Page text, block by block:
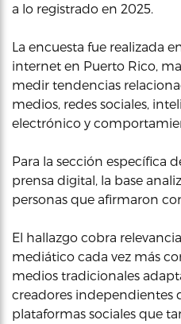
a lo registrado en 2025.
La encuesta fue realizada
internet en Puerto Rico,
medir tendencias
medios, redes sociales,
electrónico y
Para la sección específica
prensa digital, la base
personas que afirmaron
El hallazgo cobra
mediático cada vez más
medios tradicionales
creadores independientes
plataformas sociales que